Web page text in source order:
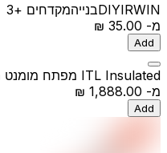
DIYIRWIN בנייהמקדחים +3
מ-
Add
ITL Insulated מפתח מומנט מבודד 3/8 אינץ', טווח 12-60Nm
מ-
Add